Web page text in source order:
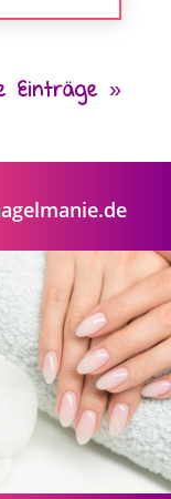
Einträge »